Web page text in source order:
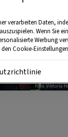
Foto: Viktoria
verarbeiten Daten,
Wenn Sie
Werbung
Cookie-